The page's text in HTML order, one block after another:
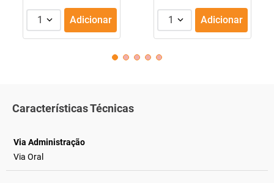
1 Adicionar 1 Adicionar
Características Técnicas
Via Administração
Via Oral